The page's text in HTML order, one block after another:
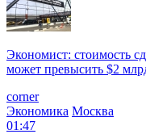
Экономист: стоимость
может превысить $2
corner
Экономика Москва
01:47